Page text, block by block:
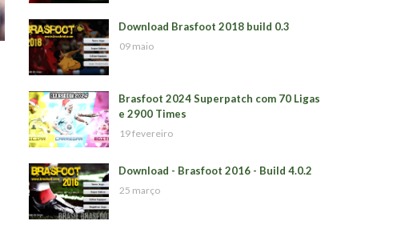
Download Brasfoot 2018 build 0.3
09 maio
Brasfoot 2024 Superpatch com 70 Ligas
e 2900 Times
19 fevereiro
Download - Brasfoot 2016 - Build 4.0.2
25 março